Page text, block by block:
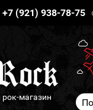
+7 (921) 938-78-75
магазин